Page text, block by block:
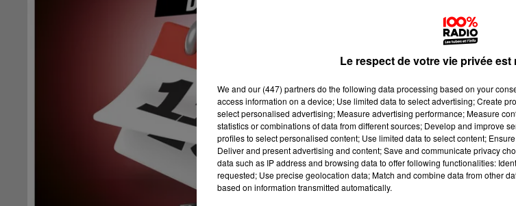
Le respect de votre vie privée
We and our (447) partnersdo the following data processing based on your
access information on a device; Use limited data to select advertising; Create
select personalised advertising; Measure advertising performance; Measure
statistics or combinations of data from different sources; Develop and improve
profiles to select personalised content; Use limited data to select content;
Deliver and present advertising and content; Save and communicate privacy
data such as IP address and browsing data to offer following functionalities:
requested; Use precise geolocation data; Match and combine data from other
based on information transmitted automatically.